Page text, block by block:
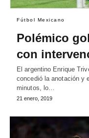
Fútbol Mexicano
Polémico
con
El argentino Enrique
concedió la anotación y
minutos, lo…
21 enero, 2019